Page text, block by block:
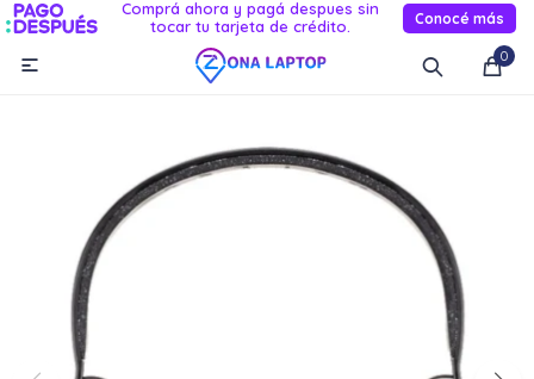
Comprá ahora y pagá despues sin
tocar tu tarjeta de crédito.
Conocé más
0

MI CUENTA
Novedades
Celulares
Audio Y TV
Relojes smart